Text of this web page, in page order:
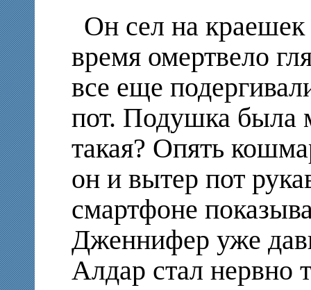
Он сел на краешек
время омертвело
все еще
пот. Подушка была
такая? Опять
он и вытер пот
смартфоне
Дженнифер уже
Алдар стал нервно